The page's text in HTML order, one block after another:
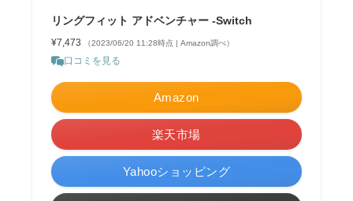
リングフィット アドベンチャー -Switch
¥7,473 （2023/06/20 11:28時点 | Amazon調べ）
口コミを見る
Amazon
楽天市場
Yahooショッピング